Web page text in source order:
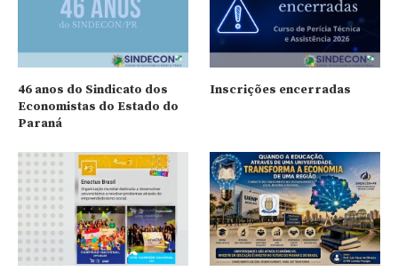
46 anos do Sindicato dos
Economistas do Estado do
Paraná
Inscrições encerradas